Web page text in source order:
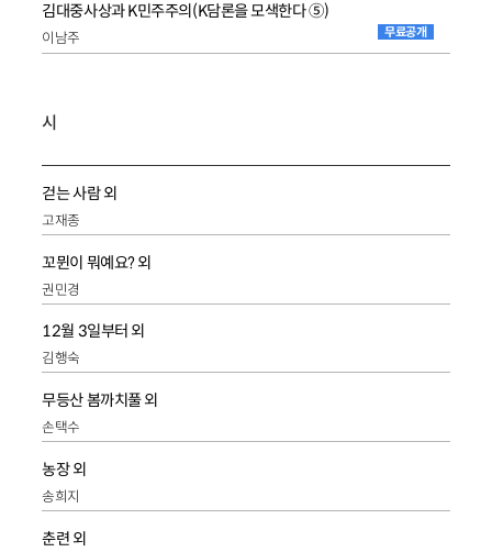
김대중사상과 K민주주의(K담론을 모색한다 ⑤)
이남주 무료공개
시
걷는 사람 외
고재종
꼬뮌이 뭐예요? 외
권민경
12월 3일부터 외
김행숙
무등산 봄까치풀 외
손택수
농장 외
송희지
춘련 외